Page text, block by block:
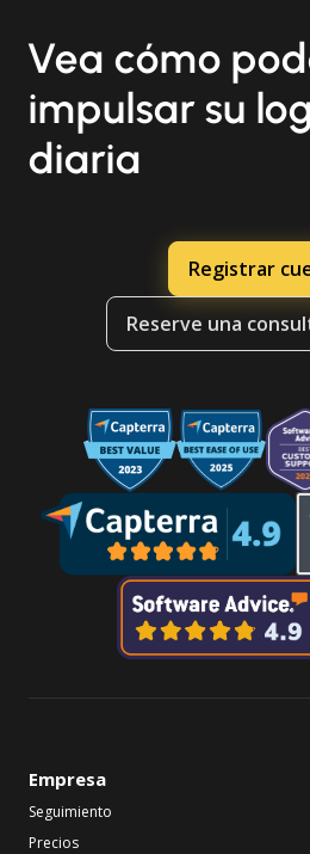
Vea cómo
impulsar su
diaria
Registrar
Reserve una
Empresa
Seguimiento
Precios